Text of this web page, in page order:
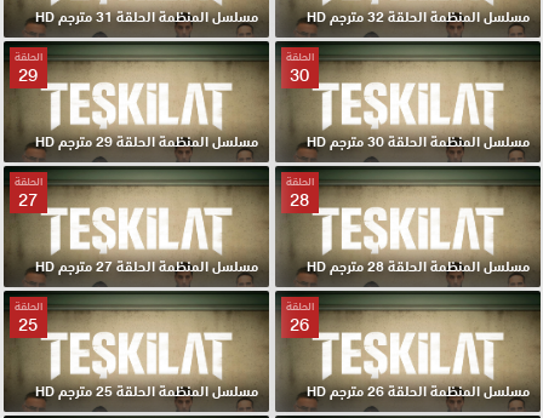
مسلسل المنظمة الحلقة 32 مترجم HD مسلسل المنظمة الحلقة 31 مترجم HD
الحلقة
30
مسلسل المنظمة الحلقة 30 مترجم HD
الحلقة
29
مسلسل المنظمة الحلقة 29 مترجم HD
الحلقة
28
مسلسل المنظمة الحلقة 28 مترجم HD
الحلقة
27
مسلسل المنظمة الحلقة 27 مترجم HD
الحلقة
26
مسلسل المنظمة الحلقة 26 مترجم HD
الحلقة
25
مسلسل المنظمة الحلقة 25 مترجم HD